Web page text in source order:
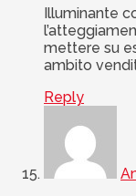
Illuminante
mettere su
ambito
Reply